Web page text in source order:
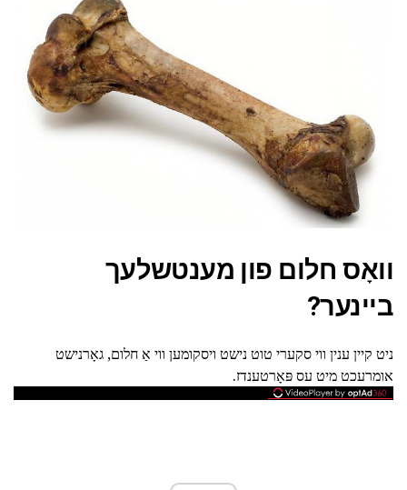
וואָס חלום פון מענטשלעך
ביינער?
ניט קיין ענין ווי סקערי טוט נישט ויסקומען ווי אַ חלום, גאָרנישט
אומרעכט מיט עס פּאָרטענדז.